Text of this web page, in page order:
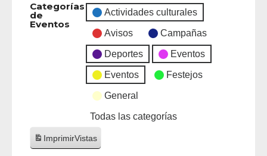
Categorías
de
Eventos
Actividades culturales
Avisos Campañas
Deportes Eventos
Eventos Festejos
General
Todas las categorías
ImprimirVistas